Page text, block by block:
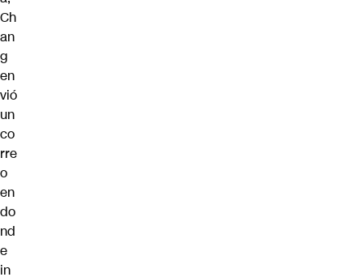
Ch
an
g
en
vió
un
co
rre
o
en
do
nd
e
in